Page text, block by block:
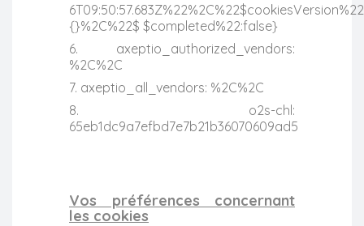
{}%2C%22$ $completed%22:false}
6. axeptio_authorized_vendors:
%2C%2C
7. axeptio_all_vendors: %2C%2C
8. o2s-chl:
65eb1dc9a7efbd7e7b21b36070609ad5
Vos préférences concernant
les cookies